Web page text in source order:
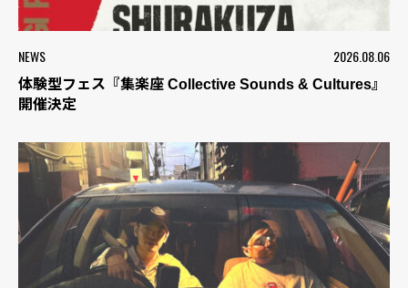
NEWS 2026.08.06
体験型フェス『集楽座 Collective Sounds & Cultures』
開催決定